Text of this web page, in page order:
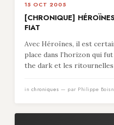
15 OCT 2005
[CHRONIQUE]
FIAT
Avec Héroïnes, il est
place dans l’horizon qui
the dark et les ritournelles
in chroniques — par Philippe